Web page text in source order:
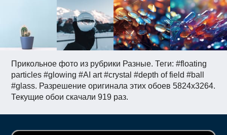
Прикольное фото из рубрики Разные. Теги: #floating
particles #glowing #AI art #crystal #depth of field #ball
#glass. Разрешение оригинала этих обоев 5824x3264.
Текущие обои скачали 919 раз.